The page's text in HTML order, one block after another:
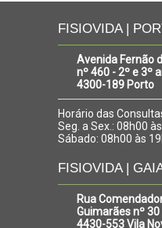
FISIOVIDA |
Avenida Fernão
nº 460 - 2º e 3º
4300-189 Porto
Horário das
Seg. a Sex.: 08h00
Sábado: 08h00 às
FISIOVIDA |
Rua
Guimarães nº 30
4430-553 Vila